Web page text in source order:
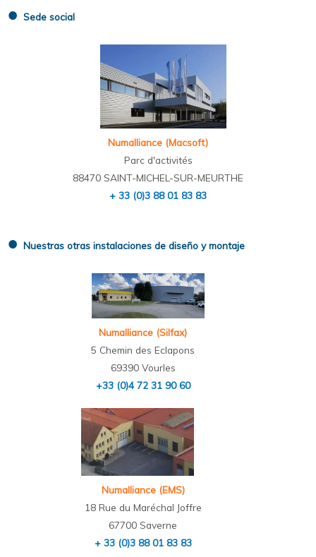
● Sede social
Numalliance (Macsoft)
Parc d'activités
88470 SAINT-MICHEL-SUR-MEURTHE
+ 33 (0)3 88 01 83 83
● Nuestras otras instalaciones de diseño y montaje
Numalliance (Silfax)
5 Chemin des Eclapons
69390 Vourles
+33 (0)4 72 31 90 60
Numalliance (EMS)
18 Rue du Maréchal Joffre
67700 Saverne
+ 33 (0)3 88 01 83 83